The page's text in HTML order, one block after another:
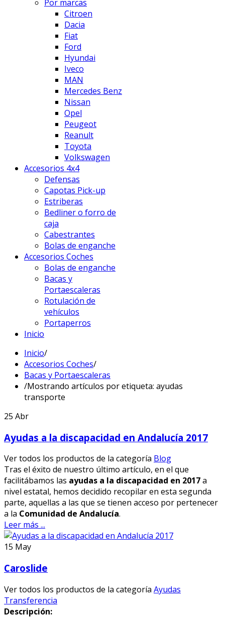
Por marcas
Citroen
Dacia
Fiat
Ford
Hyundai
Iveco
MAN
Mercedes Benz
Nissan
Opel
Peugeot
Reanult
Toyota
Volkswagen
Accesorios 4x4
Defensas
Capotas Pick-up
Estriberas
Bedliner o forro de
caja
Cabestrantes
Bolas de enganche
Accesorios Coches
Bolas de enganche
Bacas y
Portaescaleras
Rotulación de
vehículos
Portaperros
Inicio
Inicio/
Accesorios Coches/
Bacas y Portaescaleras
/Mostrando artículos por etiqueta: ayudas
transporte
25 Abr
Ayudas a la discapacidad en Andalucía 2017
Ver todos los productos de la categoría Blog
Tras el éxito de nuestro último artículo, en el que
facilitábamos las ayudas a la discapacidad en 2017a
nivel estatal, hemos decidido recopilar en esta segunda
parte, aquellas a las que se tienen acceso por pertenecer
a la Comunidad de Andalucía.
Leer más ...
15 May
Caroslide
Ver todos los productos de la categoría Ayudas
Transferencia
Descripción: